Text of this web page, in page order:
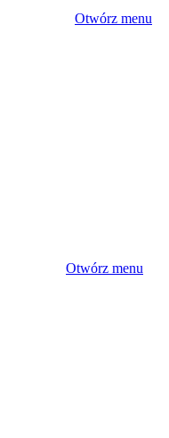
Otwórz menu
Otwórz menu